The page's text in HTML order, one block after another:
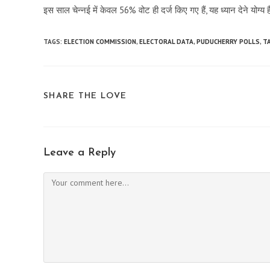
इस साल चेन्नई में केवल 56% वोट ही दर्ज किए गए हैं, यह ध्यान देने योग्य
TAGS: ELECTION COMMISSION, ELECTORAL DATA, PUDUCHERRY POLLS,
SHARE THE LOVE
Leave a Reply
Comment